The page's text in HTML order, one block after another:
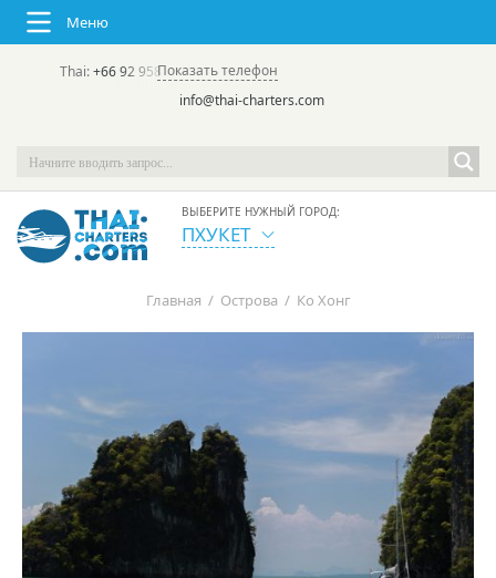
Меню
Thai:+66 92 958 8644(rus/eng) | в России:
Показать телефон
info@thai-charters.com
ВЫБЕРИТЕ НУЖНЫЙ ГОРОД:
ПХУКЕТ
Главная / Острова / Ко Хонг